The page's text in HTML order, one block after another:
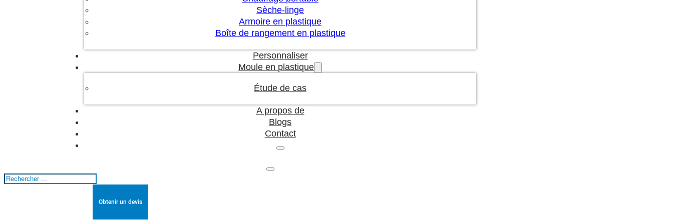
Sèche-linge
Armoire en plastique
Boîte de rangement en plastique
Personnaliser
Moule en plastique
Étude de cas
A propos de
Blogs
Contact
Rechercher
Obtenir un devis